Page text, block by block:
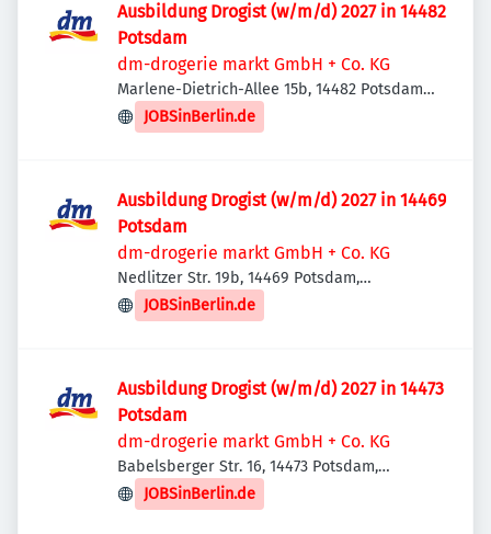
Ausbildung Drogist (w/m/d) 2027 in 14482
Potsdam
dm-drogerie markt GmbH + Co. KG
Marlene-Dietrich-Allee 15b, 14482 Potsdam,
Deutschland
JOBSinBerlin.de
Ausbildung Drogist (w/m/d) 2027 in 14469
Potsdam
dm-drogerie markt GmbH + Co. KG
Nedlitzer Str. 19b, 14469 Potsdam,
Deutschland
JOBSinBerlin.de
Ausbildung Drogist (w/m/d) 2027 in 14473
Potsdam
dm-drogerie markt GmbH + Co. KG
Babelsberger Str. 16, 14473 Potsdam,
Deutschland
JOBSinBerlin.de